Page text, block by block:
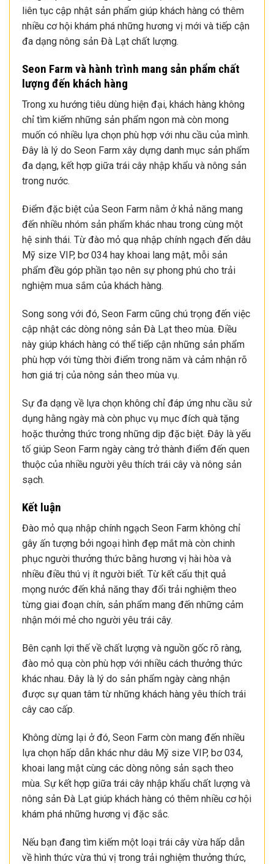
liên tục cập nhật sản phẩm giúp khách hàng có thêm
nhiều cơ hội khám phá những hương vị mới và tiếp cận
đa dạng nông sản Đà Lạt chất lượng.
Seon Farm và hành trình mang sản phẩm chất
lượng đến khách hàng
Trong xu hướng tiêu dùng hiện đại, khách hàng không
chỉ tìm kiếm những sản phẩm ngon mà còn mong
muốn có nhiều lựa chọn phù hợp với nhu cầu của mình.
Đây là lý do Seon Farm xây dựng danh mục sản phẩm
đa dạng, kết hợp giữa trái cây nhập khẩu và nông sản
trong nước.
Điểm đặc biệt của Seon Farm nằm ở khả năng mang
đến nhiều nhóm sản phẩm khác nhau trong cùng một
hệ sinh thái. Từ đào mỏ quạ nhập chính ngạch đến dâu
Mỹ size VIP, bơ 034 hay khoai lang mật, mỗi sản
phẩm đều góp phần tạo nên sự phong phú cho trải
nghiệm mua sắm của khách hàng.
Song song với đó, Seon Farm cũng chú trọng đến việc
cập nhật các dòng nông sản Đà Lạt theo mùa. Điều
này giúp khách hàng có thể tiếp cận những sản phẩm
phù hợp với từng thời điểm trong năm và cảm nhận rõ
hơn giá trị của nông sản theo mùa vụ.
Sự đa dạng về lựa chọn không chỉ đáp ứng nhu cầu sử
dụng hằng ngày mà còn phục vụ mục đích quà tặng
hoặc thưởng thức trong những dịp đặc biệt. Đây là yếu
tố giúp Seon Farm ngày càng trở thành điểm đến quen
thuộc của nhiều người yêu thích trái cây và nông sản
sạch.
Kết luận
Đào mỏ quạ nhập chính ngạch Seon Farm không chỉ
gây ấn tượng bởi ngoại hình đẹp mắt mà còn chinh
phục người thưởng thức bằng hương vị hài hòa và
nhiều điều thú vị ít người biết. Từ kết cấu thịt quả
mọng nước đến khả năng thay đổi trải nghiệm theo
từng giai đoạn chín, sản phẩm mang đến những cảm
nhận mới mẻ cho người yêu trái cây.
Bên cạnh lợi thế về chất lượng và nguồn gốc rõ ràng,
đào mỏ quạ còn phù hợp với nhiều cách thưởng thức
khác nhau. Đây là lý do sản phẩm ngày càng nhận
được sự quan tâm từ những khách hàng yêu thích trái
cây cao cấp.
Không dừng lại ở đó, Seon Farm còn mang đến nhiều
lựa chọn hấp dẫn khác như dâu Mỹ size VIP, bơ 034,
khoai lang mật cùng các dòng nông sản sạch theo
mùa. Sự kết hợp giữa trái cây nhập khẩu chất lượng và
nông sản Đà Lạt giúp khách hàng có thêm nhiều cơ hội
khám phá những hương vị đặc sắc.
Nếu bạn đang tìm kiếm một loại trái cây vừa hấp dẫn
về hình thức vừa thú vị trong trải nghiệm thưởng thức,